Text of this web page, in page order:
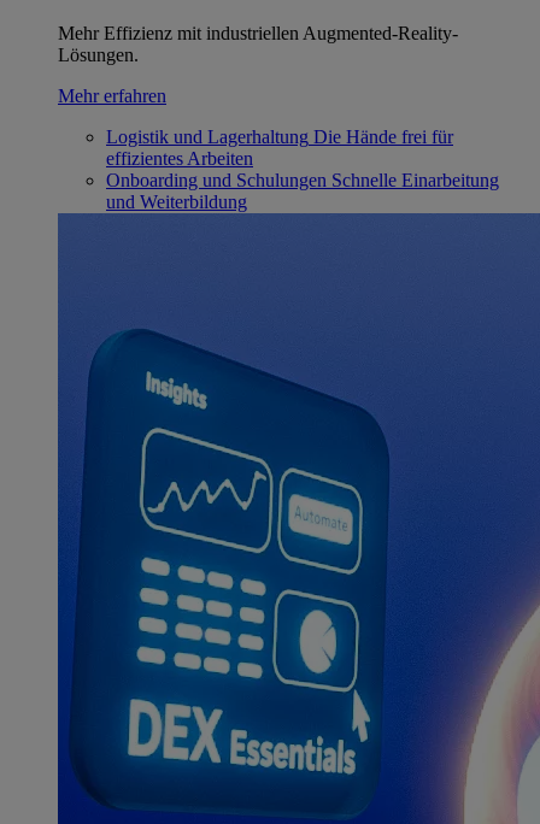
Mehr Effizienz mit industriellen Augmented-Reality-
Lösungen.
Mehr erfahren
Logistik und Lagerhaltung Die Hände frei für
effizientes Arbeiten
Onboarding und Schulungen Schnelle Einarbeitung
und Weiterbildung